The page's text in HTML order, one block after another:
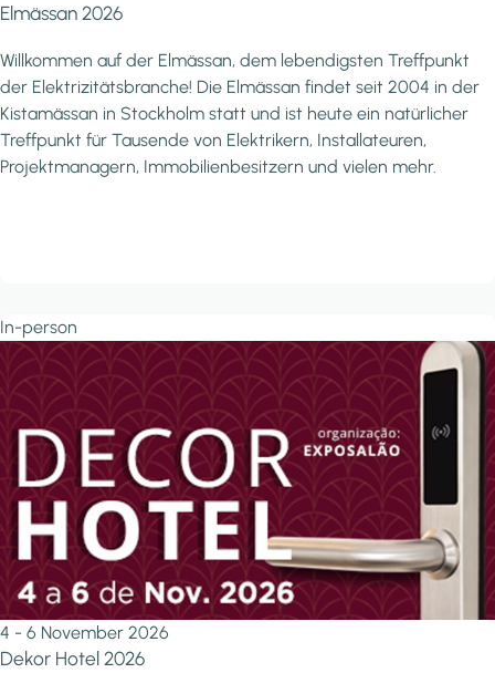
Elmässan 2026
Willkommen auf der Elmässan, dem lebendigsten Treffpunkt
der Elektrizitätsbranche! Die Elmässan findet seit 2004 in der
Kistamässan in Stockholm statt und ist heute ein natürlicher
Treffpunkt für Tausende von Elektrikern, Installateuren,
Projektmanagern, Immobilienbesitzern und vielen mehr.
In-person
4 - 6 November 2026
Dekor Hotel 2026